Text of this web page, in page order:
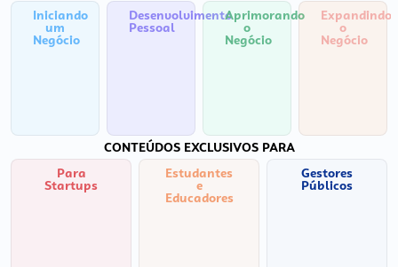
Iniciando
um
Negócio
Desenvolvimento
Pessoal
Aprimorando
o
Negócio
Expandindo
o
Negócio
CONTEÚDOS EXCLUSIVOS PARA
Para
Startups
Estudantes
e
Educadores
Gestores
Públicos